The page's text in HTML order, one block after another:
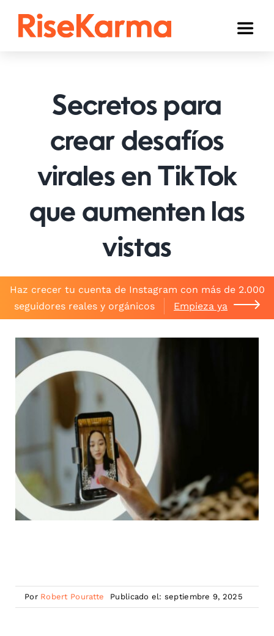
Toggle
TikTok
Facebook
Twitter (𝕏)
Otros
Secretos para
crear desafíos
virales en TikTok
que aumenten las
vistas
Haz crecer tu cuenta de Instagram con más de 2.000
seguidores reales y orgánicos
Empieza ya
Por Robert Pouratte Publicado el: septiembre 9, 2025